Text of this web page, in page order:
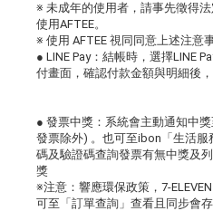
※ 未成年的使用者，請事先徵得
使用AFTEE。
※ 使用 AFTEE 視同同意上述注意
● LINE Pay：結帳時，選擇LINE
付畫面，確認付款金額與明細後
● 發票中獎：系統會主動通知中
發票除外) 。也可至ibon「生活
碼及驗證碼查詢發票有無中獎及
獎
※注意：響應環保政策，7-
可至「訂單查詢」查看且同步會